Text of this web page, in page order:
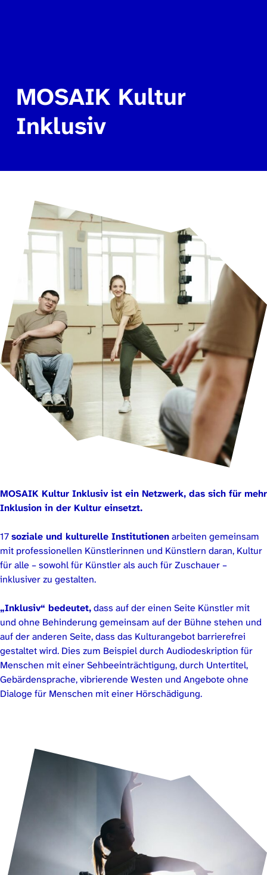
MOSAIK Kultur
Inklusiv
MOSAIK Kultur Inklusiv ist ein Netzwerk, das sich für mehr
Inklusion in der Kultur einsetzt.
17soziale und kulturelle Institutionenarbeiten gemeinsam
mit professionellen Künstlerinnen und Künstlern daran, Kultur
für alle – sowohl für Künstler als auch für Zuschauer –
inklusiver zu gestalten.
„Inklusiv“ bedeutet,dass auf der einen Seite Künstler mit
und ohne Behinderung gemeinsam auf der Bühne stehen und
auf der anderen Seite, dass das Kulturangebot barrierefrei
gestaltet wird. Dies zum Beispiel durch Audiodeskription für
Menschen mit einer Sehbeeinträchtigung, durch Untertitel,
Gebärdensprache, vibrierende Westen und Angebote ohne
Dialoge für Menschen mit einer Hörschädigung.